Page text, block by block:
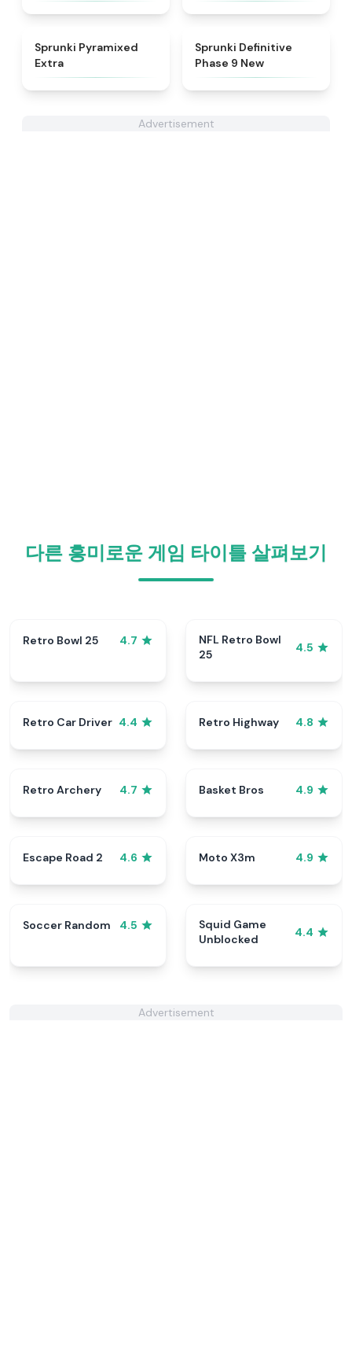
★
Sprunki Pyramixed
Extra
Sprunki Definitive
Phase 9 New
Advertisement
다른 흥미로운 게임 타이틀 살펴보기
Retro Bowl 25 4.7
NFL Retro Bowl
25
4.5
Retro Car Driver 4.4 Retro Highway 4.8
Retro Archery 4.7 Basket Bros 4.9
Escape Road 2 4.6 Moto X3m 4.9
Soccer Random 4.5
Squid Game
Unblocked
4.4
Advertisement